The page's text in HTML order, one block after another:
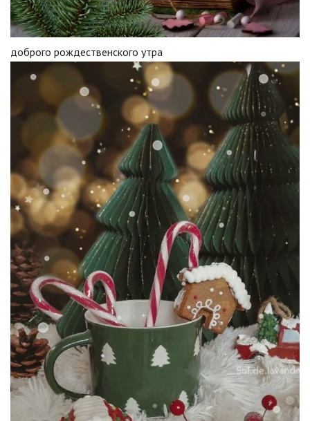
доброго рождественского утра